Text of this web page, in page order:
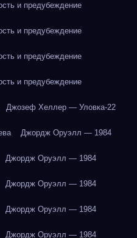
и предубеждение
и предубеждение
и предубеждение
и предубеждение
Джозеф Хеллер — Уловка-22
Джордж Оруэлл — 1984
Джордж Оруэлл — 1984
Джордж Оруэлл — 1984
Джордж Оруэлл — 1984
Джордж Оруэлл — 1984